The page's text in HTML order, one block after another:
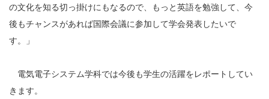
の文化を知る切っ掛けにもなるので、もっと英語を勉強して、今
後もチャンスがあれば国際会議に参加して学会発表したいで
す。」
電気電子システム学科では今後も学生の活躍をレポートしてい
きます。